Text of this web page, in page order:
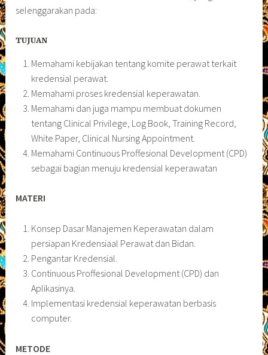
selenggarakan pada:
TUJUAN
Memahami kebijakan tentang komite perawat terkait
kredensial perawat.
Memahami proses kredensial keperawatan.
Memahami dan juga mampu membuat dokumen
tentang Clinical Privilege, Log Book, Training Record,
White Paper, Clinical Nursing Appointment.
Memahami Continuous Proffesional Development (CPD)
sebagai bagian menuju kredensial keperawatan
MATERI
Konsep Dasar Manajemen Keperawatan dalam
persiapan Kredensiaal Perawat dan Bidan.
Pengantar Kredensial.
Continuous Proffesional Development (CPD) dan
Aplikasinya.
Implementasi kredensial keperawatan berbasis
computer.
METODE